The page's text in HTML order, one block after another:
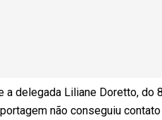
a delegada Liliane Doretto, do
não conseguiu